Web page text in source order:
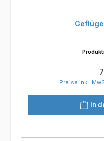
Preise inkl.
In